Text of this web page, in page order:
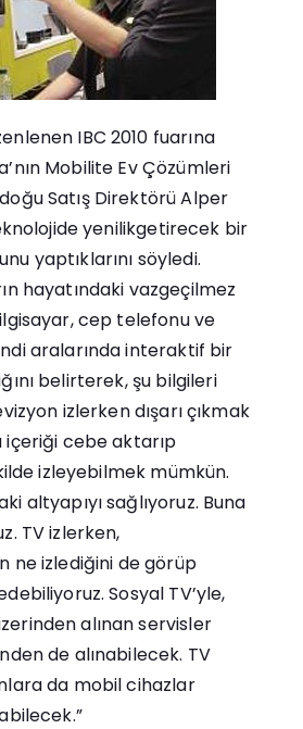
IBC 2010 fuarına
Mobilite Ev Çözümleri
Satış Direktörü Alper
yenilikgetirecek bir
yaptıklarını söyledi.
hayatındaki vazgeçilmez
cep telefonu ve
aralarında interaktif bir
belirterek, şu bilgileri
izlerken dışarı çıkmak
cebe aktarıp
izleyebilmek mümkün.
altyapıyı sağlıyoruz. Buna
TV izlerken,
ne izlediğini de görüp
Sosyal TV’yle,
alınan servisler
de alınabilecek. TV
da mobil cihazlar